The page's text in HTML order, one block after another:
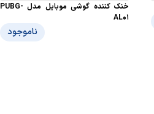
خنک کننده گوشی موبایل مدل PUBG-
AL01
ناموجود